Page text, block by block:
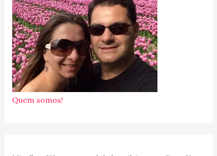
Quem somos!